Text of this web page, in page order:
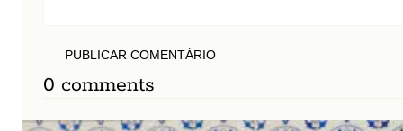
PUBLICAR COMENTÁRIO
0 comments